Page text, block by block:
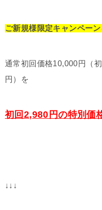
ご新規様限定キャンペー
通常初回価格10,000円（
円）を
初回2,980円の特別価
↓↓↓